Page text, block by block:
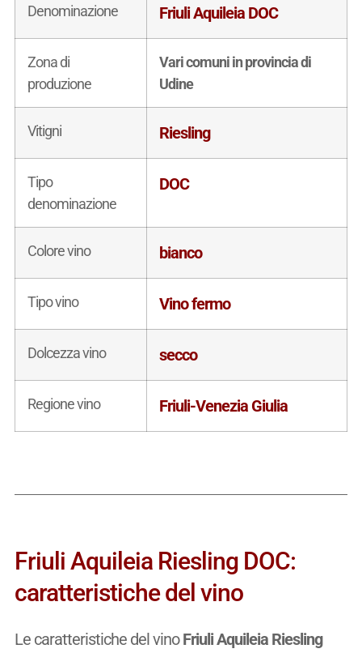
Denominazione Friuli Aquileia DOC
Zona di
produzione
Vari comuni in provincia di
Udine
Vitigni Riesling
Tipo
denominazione
DOC
Colore vino bianco
Tipo vino Vino fermo
Dolcezza vino secco
Regione vino Friuli-Venezia Giulia
Friuli Aquileia Riesling DOC:
caratteristiche del vino
Le caratteristiche del vinoFriuli Aquileia Riesling